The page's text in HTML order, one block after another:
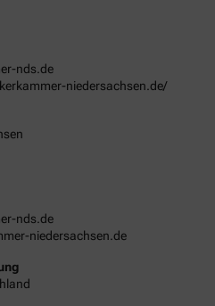
nds.de
niedersachsen.de/
nds.de
niedersachsen.de